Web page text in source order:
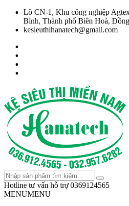
Lô CN-1, Khu công nghiệp
Bình, Thành phố Biên Hoà,
kesieuthihanatech@gmail.com
Hotline tư vấn hỗ trợ 0369124565
MENUMENU